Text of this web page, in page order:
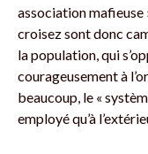
association mafieuse
croisez sont donc
la population, qui
courageusement à
beaucoup, le «
employé qu’à